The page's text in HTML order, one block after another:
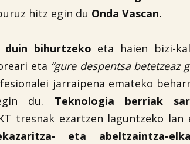
hitz egin du Onda Vascan.
bihurtzeko eta haien bizi-
eta “gure despentsa betetzeaz
jarraipena emateko
du. Teknologia berriak
tresnak ezartzen laguntzeko lan
eta abeltzaintza-